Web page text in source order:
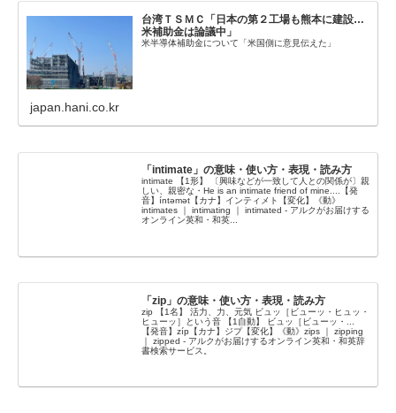
台湾ＴＳＭＣ「日本の第２工場も熊本に建設…
米補助金は論議中」
米半導体補助金について「米国側に意見伝えた」
japan.hani.co.kr
「intimate」の意味・使い方・表現・読み方
intimate 【1形】 〔興味などが一致して人との関係が〕親
しい、親密な・He is an intimate friend of mine....【発
音】íntəmət【カナ】インティメト【変化】《動》
intimates ｜ intimating ｜ intimated - アルクがお届けする
オンライン英和・和英...
「zip」の意味・使い方・表現・読み方
zip 【1名】 活力、力、元気 ビュッ［ビューッ・ヒュッ・
ヒューッ］という音 【1自動】 ビュッ［ビューッ・...
【発音】zíp【カナ】ジプ【変化】《動》zips ｜ zipping
｜ zipped - アルクがお届けするオンライン英和・和英辞
書検索サービス。